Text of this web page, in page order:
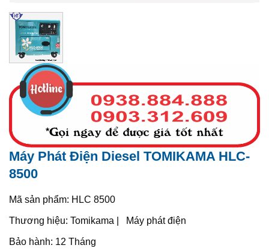
Máy Phát Điện Diesel TOMIKAMA HLC-
8500
Mã sản phẩm: HLC 8500
Thương hiệu: Tomikama | Máy phát điện
Bảo hành: 12 Tháng